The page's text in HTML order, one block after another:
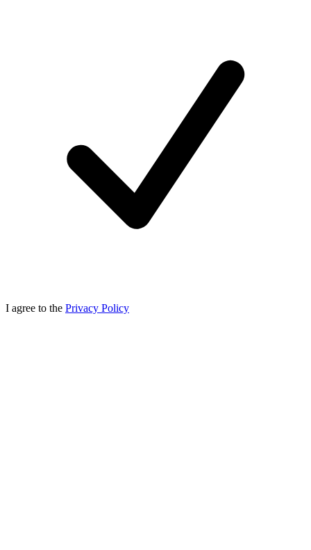
I agree to the Privacy Policy